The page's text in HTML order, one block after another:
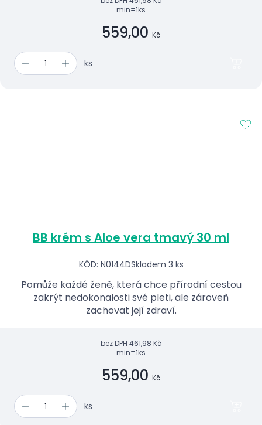
min=1ks
559,00 Kč
ks
BB krém s Aloe vera tmavý 30 ml
KÓD: N0144DSkladem 3 ks
Pomůže každé ženě, která chce přírodní cestou
zakrýt nedokonalosti své pleti, ale zároveň
zachovat její zdraví.
bez DPH 461,98 Kč
min=1ks
559,00 Kč
ks